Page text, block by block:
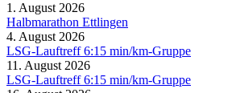
1. August 2026
Halbmarathon Ettlingen
4. August 2026
LSG-Lauftreff 6:15 min/km-Gruppe
11. August 2026
LSG-Lauftreff 6:15 min/km-Gruppe